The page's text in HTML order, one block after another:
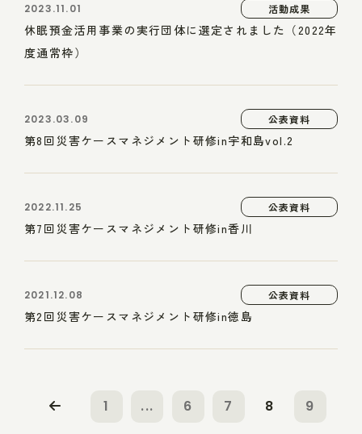
2023.11.01 活動成果
休眠預金活用事業の実行団体に選定されました（2022年
度通常枠）
2023.03.09 公表資料
第8回災害ケースマネジメント研修in宇和島vol.2
2022.11.25 公表資料
第7回災害ケースマネジメント研修in香川
2021.12.08 公表資料
第2回災害ケースマネジメント研修in徳島
1 ... 6 7 8 9